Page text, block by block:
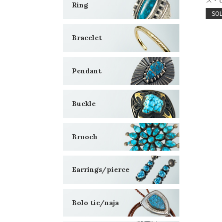
Ring
Bracelet
Pendant
Buckle
Brooch
Earrings/pierce
Bolo tie/naja